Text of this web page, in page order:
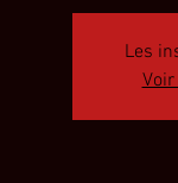
Les